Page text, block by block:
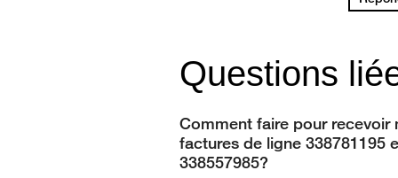
Questions
Comment faire pour recevoir
factures de ligne 338781195
338557985?